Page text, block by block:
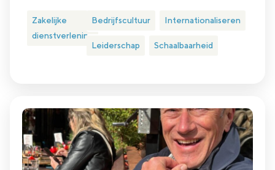
Zakelijke
dienstverlening
Bedrijfscultuur Internationaliseren
Leiderschap Schaalbaarheid